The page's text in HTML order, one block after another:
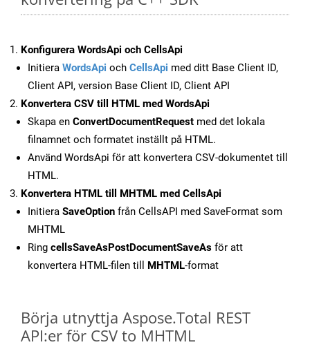
Konfigurera WordsApi och CellsApi
Initiera WordsApi och CellsApi med ditt Base Client ID,
Client API, version Base Client ID, Client API
Konvertera CSV till HTML med WordsApi
Skapa en ConvertDocumentRequest med det lokala
filnamnet och formatet inställt på HTML.
Använd WordsApi för att konvertera CSV-dokumentet till
HTML.
Konvertera HTML till MHTML med CellsApi
Initiera SaveOption från CellsAPI med SaveFormat som
MHTML
Ring cellsSaveAsPostDocumentSaveAs för att
konvertera HTML-filen till MHTML-format
Börja utnyttja Aspose.Total REST
API:er för CSV to MHTML